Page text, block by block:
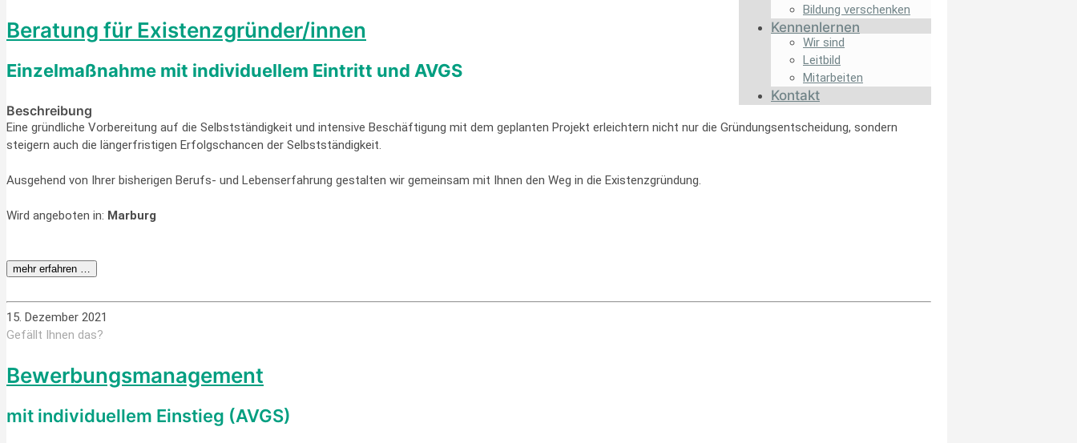
Bildung verschenken
Kennenlernen
Wir sind
Leitbild
Mitarbeiten
Kontakt
Beratung für Existenzgründer/innen
Einzelmaßnahme mit individuellem Eintritt und AVGS
Beschreibung
Eine gründliche Vorbereitung auf die Selbstständigkeit und intensive Beschäftigung mit dem geplanten Projekt erleichtern nicht nur die Gründungsentscheidung, sondern
steigern auch die längerfristigen Erfolgschancen der Selbstständigkeit.
Ausgehend von Ihrer bisherigen Berufs- und Lebenserfahrung gestalten wir gemeinsam mit Ihnen den Weg in die Existenzgründung.
Wird angeboten in: Marburg
mehr erfahren …
15. Dezember 2021
Gefällt Ihnen das?
Bewerbungsmanagement
mit individuellem Einstieg (AVGS)